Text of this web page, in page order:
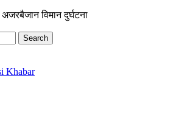
विमान दुर्घटना